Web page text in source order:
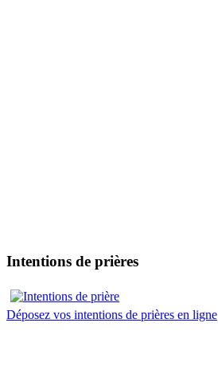
Intentions de prières
Déposez vos intentions de prières en ligne